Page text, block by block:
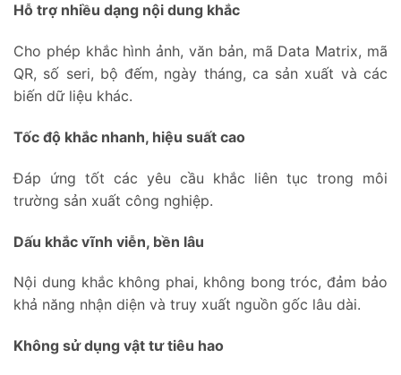
Hỗ trợ nhiều dạng nội dung khắc
Cho phép khắc hình ảnh, văn bản, mã Data Matrix, mã
QR, số seri, bộ đếm, ngày tháng, ca sản xuất và các
biến dữ liệu khác.
Tốc độ khắc nhanh, hiệu suất cao
Đáp ứng tốt các yêu cầu khắc liên tục trong môi
trường sản xuất công nghiệp.
Dấu khắc vĩnh viễn, bền lâu
Nội dung khắc không phai, không bong tróc, đảm bảo
khả năng nhận diện và truy xuất nguồn gốc lâu dài.
Không sử dụng vật tư tiêu hao